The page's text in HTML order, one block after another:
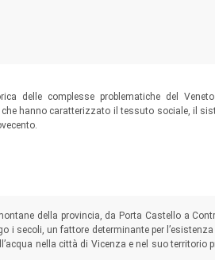
delle complesse problematiche del
hanno caratterizzato il tessuto sociale, il
della provincia, da Porta Castello a
i secoli, un fattore determinante per
nella città di Vicenza e nel suo territorio